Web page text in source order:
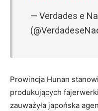
— Verdades e
Prowincja Hunan
produkujących
zauważyła japońska